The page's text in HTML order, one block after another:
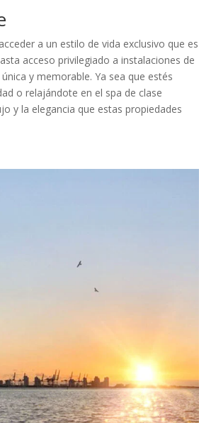
a un estilo de vida exclusivo que es
acceso privilegiado a instalaciones de
y memorable. Ya sea que estés
o relajándote en el spa de clase
y la elegancia que estas propiedades